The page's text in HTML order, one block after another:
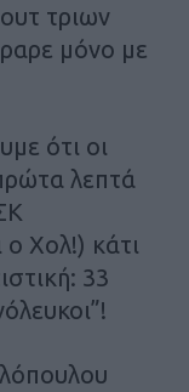
τριων
μόνο με
ότι οι
λεπτά
Χολ!) κάτι
33